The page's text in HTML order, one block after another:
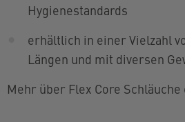
Hygienestandards
erhältlich in einer Vielzahl
Längen und mit diversen
Mehr über Flex Core